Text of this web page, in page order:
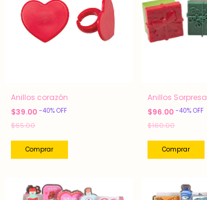
Anillos corazón
$39.00 -40% OFF
$65.00
Anillos Sorpresa
$96.00 -40% OFF
$160.00